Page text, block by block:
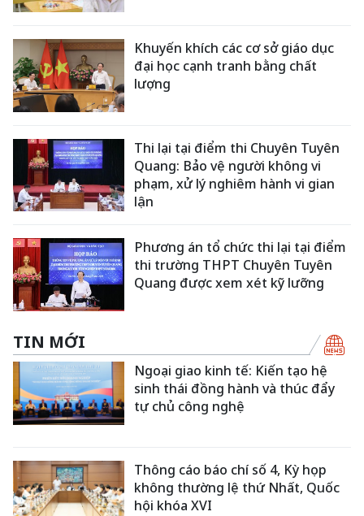
Khuyến khích các cơ sở giáo dục
đại học cạnh tranh bằng chất
lượng
Thi lại tại điểm thi Chuyên Tuyên
Quang: Bảo vệ người không vi
phạm, xử lý nghiêm hành vi gian
lận
Phương án tổ chức thi lại tại điểm
thi trường THPT Chuyên Tuyên
Quang được xem xét kỹ lưỡng
TIN MỚI
Ngoại giao kinh tế: Kiến tạo hệ
sinh thái đồng hành và thúc đẩy
tự chủ công nghệ
Thông cáo báo chí số 4, Kỳ họp
không thường lệ thứ Nhất, Quốc
hội khóa XVI